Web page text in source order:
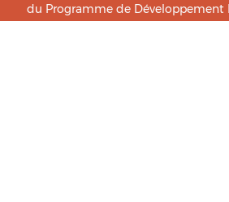
du Programme de Développement
l’information et la diffusion de